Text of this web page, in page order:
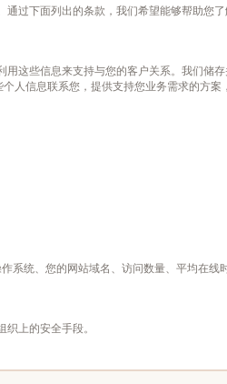
过下面列出的条款，我们希望能够帮助您
这些信息来支持与您的客户关系。我们储
人信息联系您，提供支持您业务需求的方案
系统、您的网站域名、访问数量、平均在线
上的安全手段。